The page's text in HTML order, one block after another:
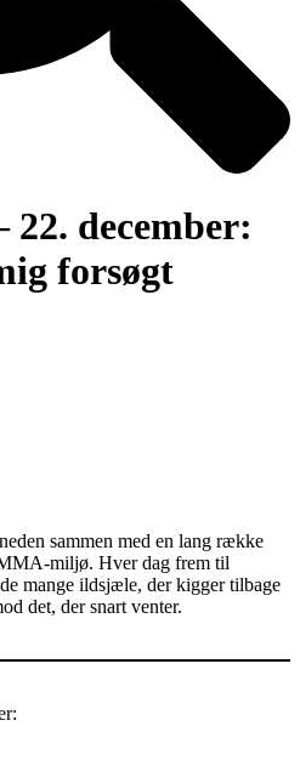
22. december:
forsøgt
sammen med en lang række
miljø. Hver dag frem til
mange ildsjæle, der kigger tilbage
det, der snart venter.